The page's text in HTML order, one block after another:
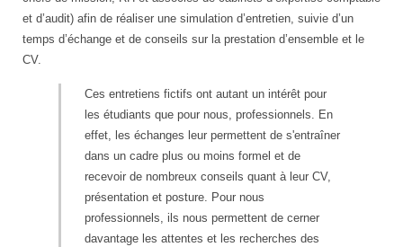
et d’audit) afin de réaliser une simulation d’entretien, suivie d’un
temps d’échange et de conseils sur la prestation d’ensemble et le
CV.
Ces entretiens fictifs ont autant un intérêt pour
les étudiants que pour nous, professionnels. En
effet, les échanges leur permettent de s'entraîner
dans un cadre plus ou moins formel et de
recevoir de nombreux conseils quant à leur CV,
présentation et posture. Pour nous
professionnels, ils nous permettent de cerner
davantage les attentes et les recherches des